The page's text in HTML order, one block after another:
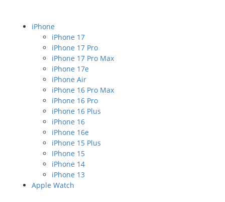
iPhone
iPhone 17
iPhone 17 Pro
iPhone 17 Pro Max
iPhone 17e
iPhone Air
iPhone 16 Pro Max
iPhone 16 Pro
iPhone 16 Plus
iPhone 16
iPhone 16e
iPhone 15 Plus
IPhone 15
iPhone 14
iPhone 13
Apple Watch